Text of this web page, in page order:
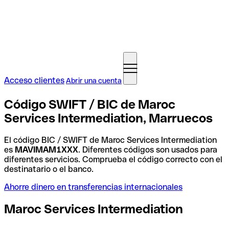
Acceso clientesAbrir una cuenta
Código SWIFT / BIC de Maroc
Services Intermediation, Marruecos
El código BIC / SWIFT de Maroc Services Intermediation
es MAVIMAM1XXX. Diferentes códigos son usados para
diferentes servicios. Comprueba el código correcto con el
destinatario o el banco.
Ahorre dinero en transferencias internacionales
Maroc Services Intermediation